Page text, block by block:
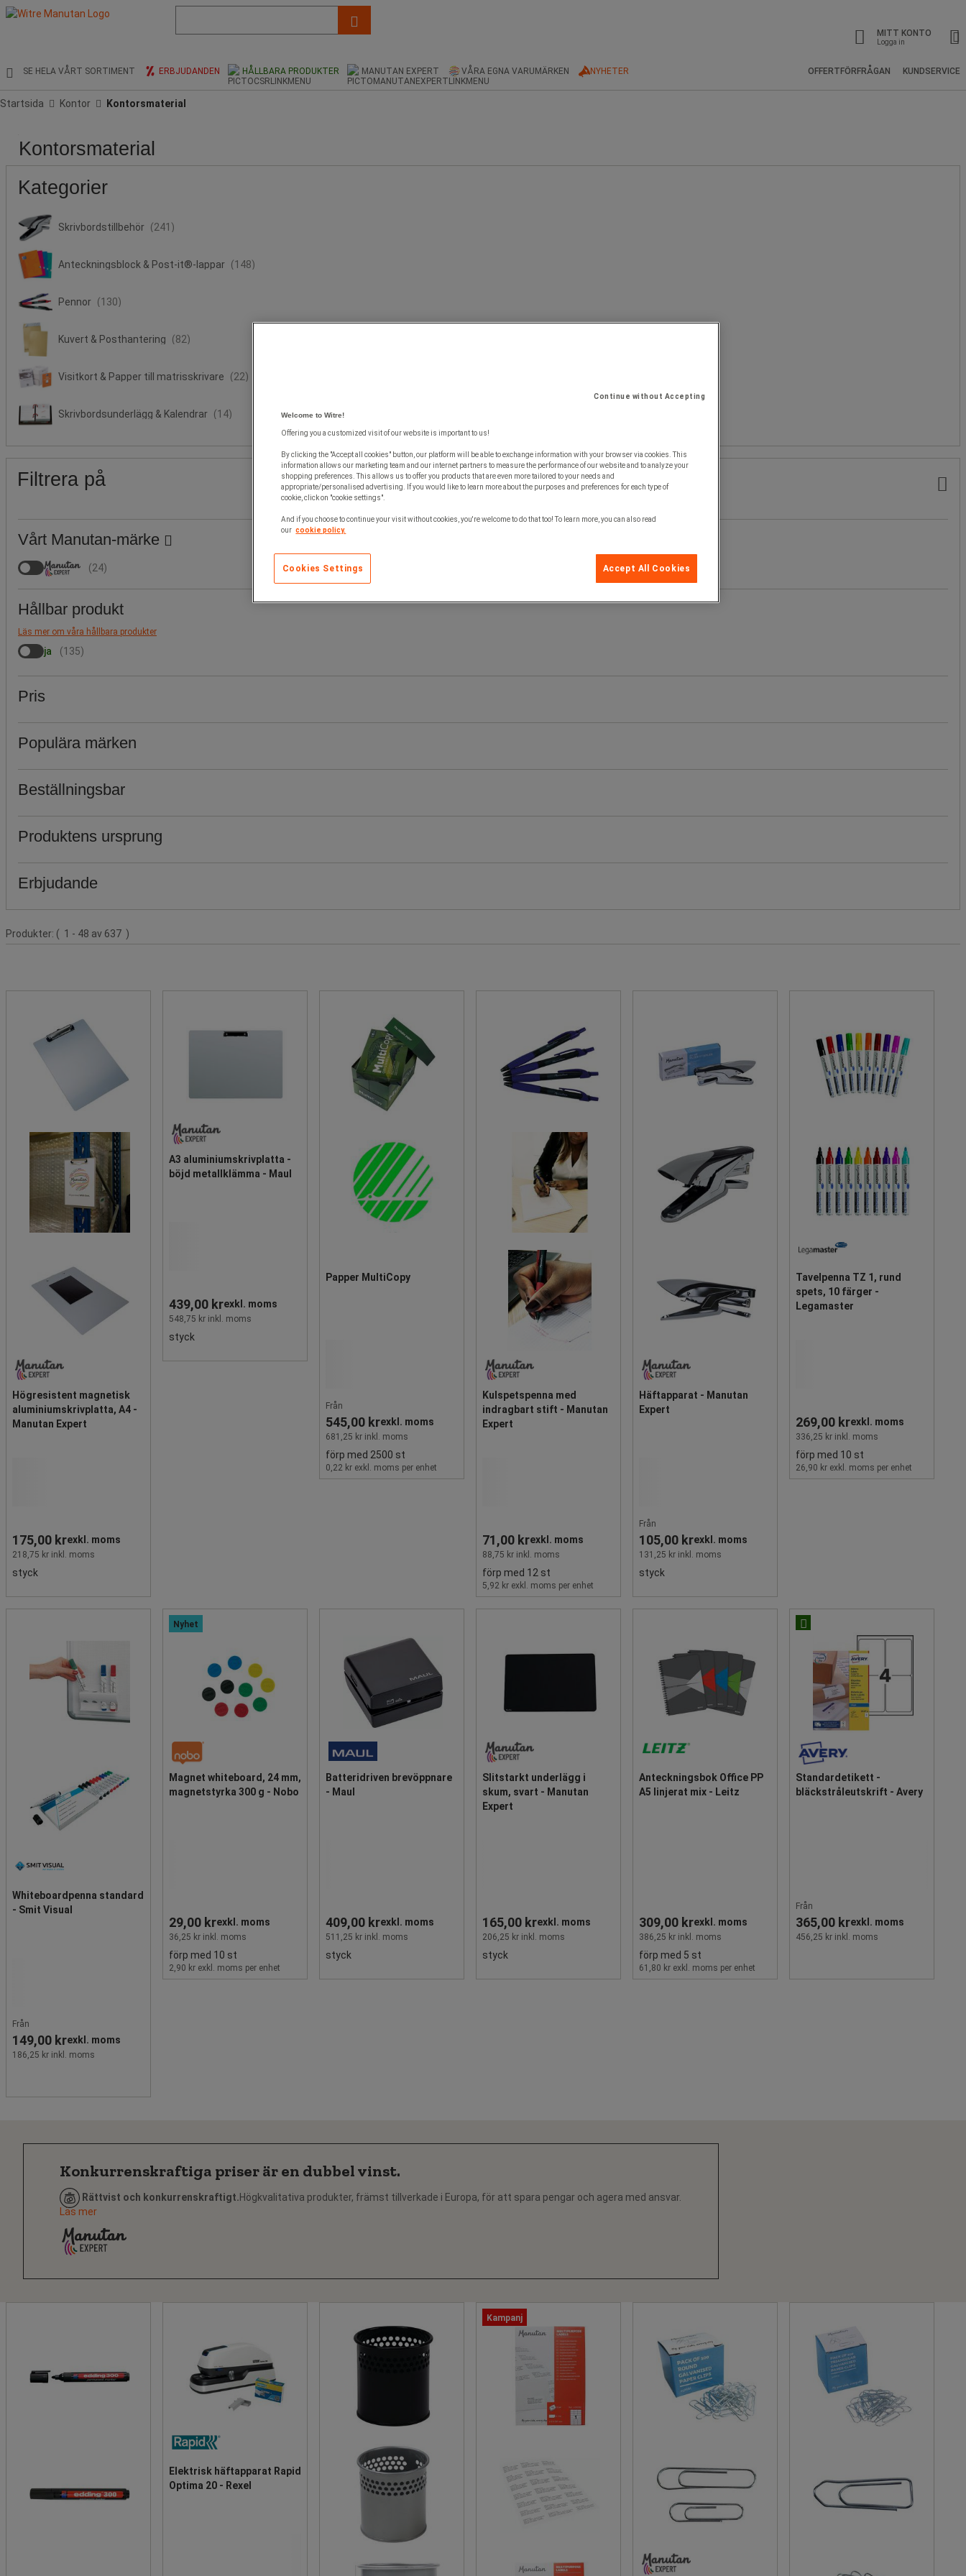
och
MITT KONTO
Logga in
SE HELA VÅRT SORTIMENT ERBJUDANDEN HÅLLBARA PRODUKTER MANUTAN EXPERT VÅRA EGNA VARUMÄRKEN NYHETER OFFERTFÖRFRÅGAN KUNDSERVICE
Startsida Kontor Kontorsmaterial
Kontorsmaterial
Kategorier
Skrivbordstillbehör (241)
Anteckningsblock & Post-it®-lappar (148)
Pennor (130)
Kuvert & Posthantering (82)
Visitkort & Papper till matrisskrivare (22)
Skrivbordsunderlägg & Kalendrar (14)
Filtrera på
Vårt Manutan-märke
(24)
Hållbar produkt
Läs mer om våra hållbara produkter
ja (135)
Pris
Pris
Populära
Populära märken
Stock
Beställningsbar
Produktens
Produktens ursprung
Erbjudande
Erbjudande
Produktlista
Produkter: ( 1 - 48 av 637 )
Högresistent magnetisk
aluminiumskrivplatta, A4 -
Manutan Expert
175,00 krexkl. moms
218,75 kr inkl. moms
styck
A3 aluminiumskrivplatta -
böjd metallklämma - Maul
439,00 krexkl. moms
548,75 kr inkl. moms
styck
Papper MultiCopy
Från
545,00 krexkl. moms
681,25 kr inkl. moms
förp med 2500 st
0,22 kr exkl. moms per enhet
Kulspetspenna med
indragbart stift - Manutan
Expert
71,00 krexkl. moms
88,75 kr inkl. moms
förp med 12 st
5,92 kr exkl. moms per enhet
Häftapparat - Manutan
Expert
Från
105,00 krexkl. moms
131,25 kr inkl. moms
styck
Tavelpenna TZ 1, rund
spets, 10 färger -
Legamaster
269,00 krexkl. moms
336,25 kr inkl. moms
förp med 10 st
26,90 kr exkl. moms per enhet
Whiteboardpenna standard
- Smit Visual
Från
149,00 krexkl. moms
186,25 kr inkl. moms
Nyhet
Magnet whiteboard, 24 mm,
magnetstyrka 300 g - Nobo
29,00 krexkl. moms
36,25 kr inkl. moms
förp med 10 st
2,90 kr exkl. moms per enhet
Batteridriven brevöppnare
- Maul
409,00 krexkl. moms
511,25 kr inkl. moms
styck
Slitstarkt underlägg i
skum, svart - Manutan
Expert
165,00 krexkl. moms
206,25 kr inkl. moms
styck
Anteckningsbok Office PP
A5 linjerat mix - Leitz
309,00 krexkl. moms
386,25 kr inkl. moms
förp med 5 st
61,80 kr exkl. moms per enhet
Standardetikett -
bläckstråleutskrift - Avery
Från
365,00 krexkl. moms
456,25 kr inkl. moms
Konkurrenskraftiga priser är en dubbel vinst.
Rättvist och konkurrenskraftigt.Högkvalitativa produkter, främst tillverkade i Europa, för att spara pengar och agera med ansvar.
Läs mer
Elektrisk häftapparat Rapid
Optima 20 - Rexel
Kampanj
Continue without Accepting
Welcome to Witre!
Offering you a customized visit of our website is important to us!
By clicking the "Accept all cookies" button, our platform will be able to exchange information with your browser via cookies. This
information allows our marketing team and our internet partners to measure the performance of our website and to analyze your
shopping preferences. This allows us to offer you products that are even more tailored to your needs and
appropriate/personalised advertising. If you would like to learn more about the purposes and preferences for each type of
cookie, click on "cookie settings".
And if you choose to continue your visit without cookies, you're welcome to do that too! To learn more, you can also read
our cookie policy.
Accept All Cookies
Cookies Settings